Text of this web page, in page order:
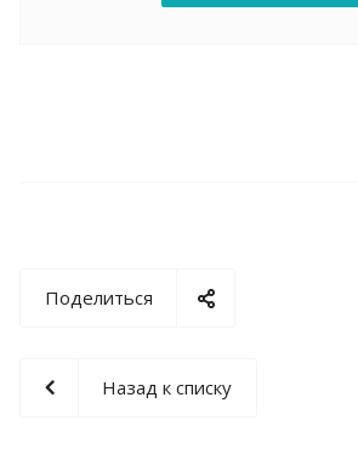
Поделиться
Назад к списку